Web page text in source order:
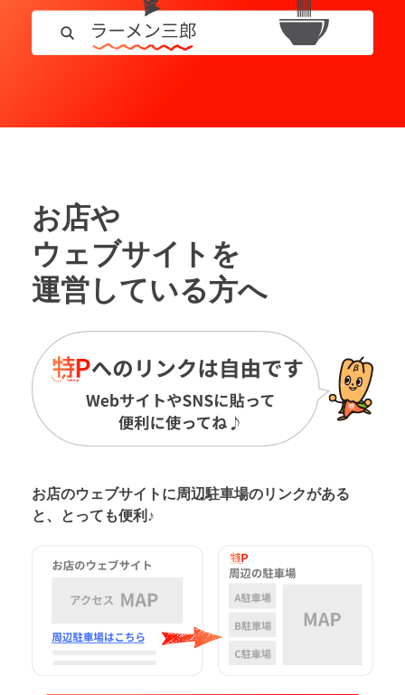
お店や
ウェブサイトを
運営している方へ
お店のウェブサイトに周辺駐車場のリンクがある
と、とっても便利♪